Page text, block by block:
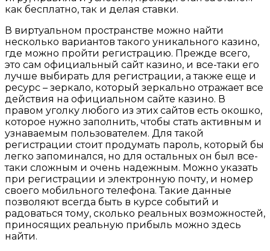
как бесплатно, так и делая ставки.
В виртуальном пространстве можно найти
несколько вариантов такого уникального казино,
где можно пройти регистрацию. Прежде всего,
это сам официальный сайт казино, и все-таки его
лучше выбирать для регистрации, а также еще и
ресурс – зеркало, который зеркально отражает все
действия на официальном сайте казино. В
правом уголку любого из этих сайтов есть окошко,
которое нужно заполнить, чтобы стать активным и
узнаваемым пользователем. Для такой
регистрации стоит продумать пароль, который бы
легко запоминался, но для остальных он был все-
таки сложным и очень надежным. Можно указать
при регистрации и электронную почту, и номер
своего мобильного телефона. Такие данные
позволяют всегда быть в курсе событий и
радоваться тому, сколько реальных возможностей,
приносящих реальную прибыль можно здесь
найти.